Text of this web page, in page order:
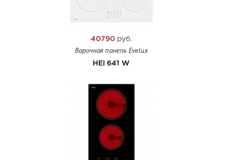
40790руб.
Варочная панель Evelux
HEI 641 W